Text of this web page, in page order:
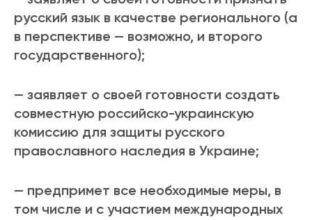
русский язык в качестве регионального (а
в перспективе — возможно, и второго
государственного);
— заявляет о своей готовности создать
совместную российско-украинскую
комиссию для защиты русского
православного наследия в Украине;
— предпримет все необходимые меры, в
том числе и с участием международных